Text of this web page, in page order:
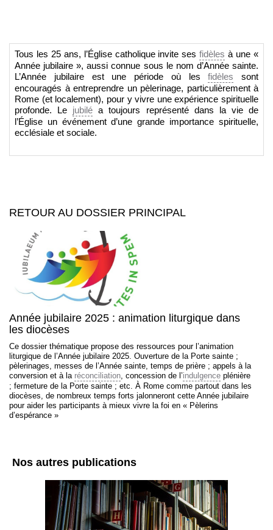
Tous les 25 ans, l’Église catholique invite sesfidèles à une «
Année jubilaire », aussi connue sous le nom d’Année sainte.
L’Année jubilaire est une période où lesfidèles sont
encouragés à entreprendre un pèlerinage, particulièrement à
Rome (et localement), pour y vivre une expérience spirituelle
profonde. Le jubilé a toujours représenté dans la vie de
l’Église un événement d’une grande importance spirituelle,
ecclésiale et sociale.
RETOUR AU DOSSIER PRINCIPAL
Année jubilaire 2025 : animation liturgique dans
les diocèses
Ce dossier thématique propose des ressources pour l’animation
liturgique de l’Année jubilaire 2025. Ouverture de la Porte sainte ;
pèlerinages, messes de l’Année sainte, temps de prière ; appels à la
conversion et à la réconciliation, concession de l’indulgence plénière
; fermeture de la Porte sainte ; etc. À Rome comme partout dans les
diocèses, de nombreux temps forts jalonneront cette Année jubilaire
pour aider les participants à mieux vivre la foi en « Pèlerins
d’espérance »
Nos autres publications